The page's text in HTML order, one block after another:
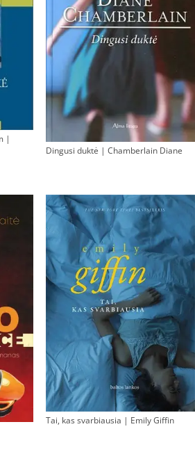
|
Dingusi duktė | Chamberlain Diane
Tai, kas svarbiausia | Emily Giffin